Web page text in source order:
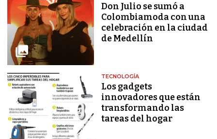
Don Julio se sumó a
Colombiamoda con una
celebración en la ciudad
de Medellín
TECNOLOGÍA
Los gadgets
innovadores que están
transformando las
tareas del hogar